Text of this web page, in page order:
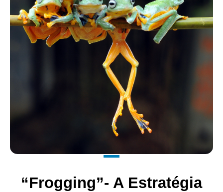
“Frogging”- A Estratégia